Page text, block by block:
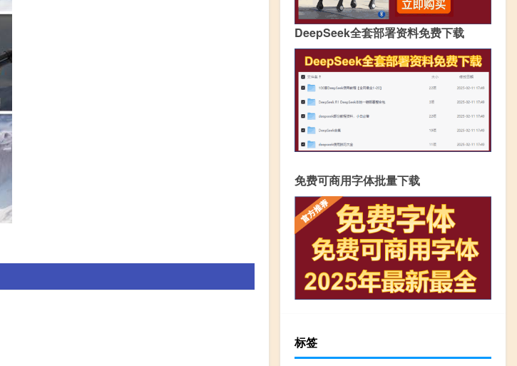
DeepSeek全套部署资料免费下载
免费可商用字体批量下载
标签